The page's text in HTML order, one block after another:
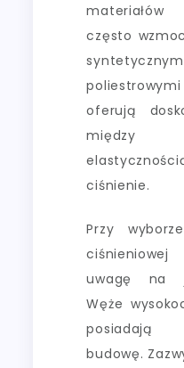
materiałów
często
oferują
między
ciśnienie.
Przy
uwagę na
Węże
posiadają
budowę.